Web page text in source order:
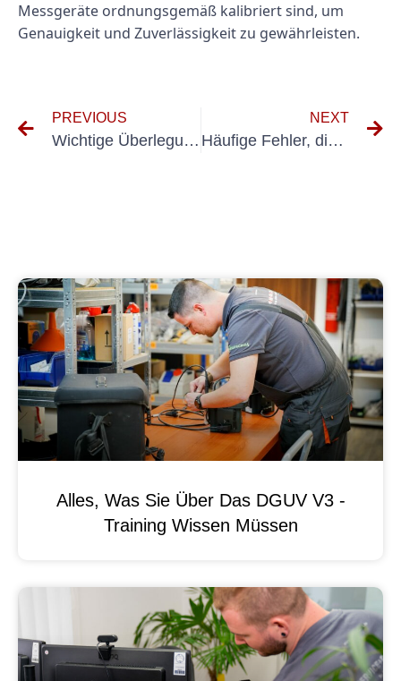
Messgeräte ordnungsgemäß kalibriert sind, um
Genauigkeit und Zuverlässigkeit zu gewährleisten.
PREVIOUS
Wichtige Überlegungen bei der Einbeziehung von VDS Klausel 3602 in Verträge
NEXT
Häufige Fehler, die Sie bei Prüfungen nach VDE 0701 und 0702 vermeiden sollten
Alles, Was Sie Über Das DGUV V3 -
Training Wissen Müssen